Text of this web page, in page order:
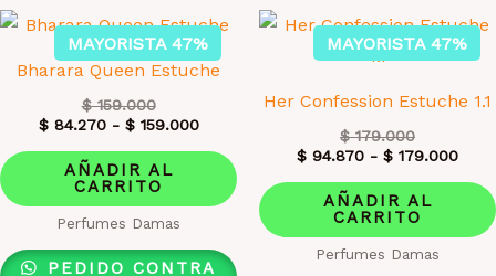
MAYORISTA 47%
Bharara Queen Estuche
$159.000
$84.270- $159.000
AÑADIR AL
CARRITO
Perfumes Damas
PEDIDO CONTRA
MAYORISTA 47%
Her Confession Estuche 1.1
$179.000
$ 94.870 - $ 179.000
AÑADIR AL
CARRITO
Perfumes Damas